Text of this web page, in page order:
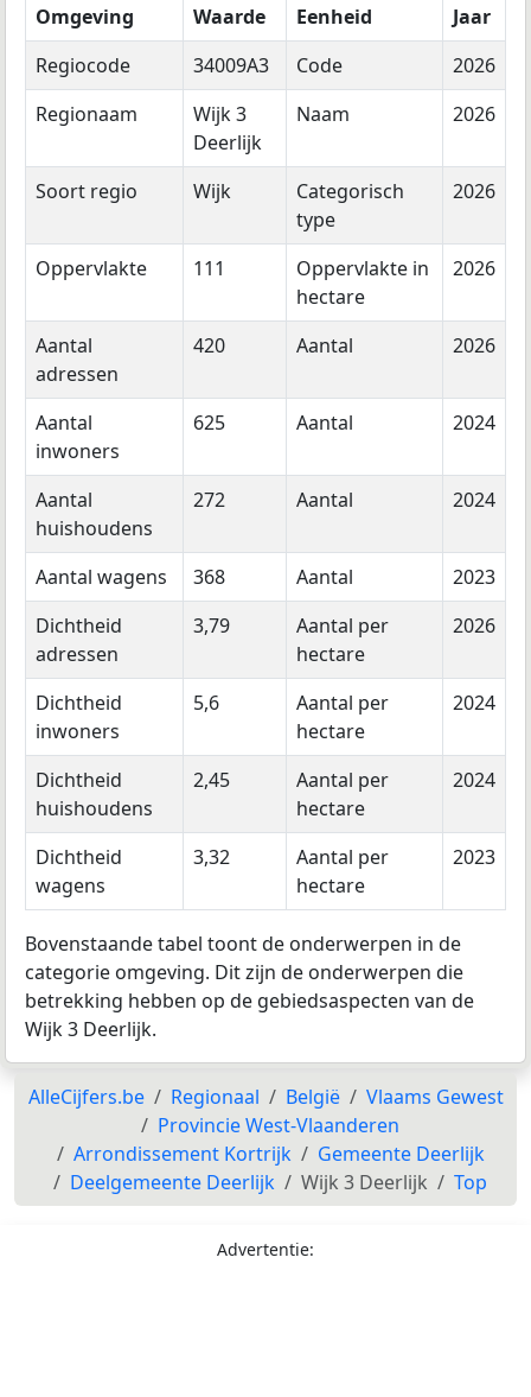
Omgeving Waarde Eenheid
Jaar
Regiocode
34009A3 Code
2026
Regionaam
Wijk 3
Deerlijk
Naam 2026
Soort regio Wijk
Categorisch
type
2026
Oppervlakte 111
Oppervlakte in
hectare
2026
Aantal
adressen
420 Aantal 2026
Aantal
inwoners
625 Aantal 2024
Aantal
huishoudens
272 Aantal 2024
Aantal wagens 368 Aantal
2023
Dichtheid
adressen
3,79
Aantal per
hectare
2026
Dichtheid
inwoners
5,6
Aantal per
hectare
2024
Dichtheid
huishoudens
2,45
Aantal per
hectare
2024
Dichtheid
wagens
3,32
Aantal per
hectare
2023
Bovenstaande tabel toont de onderwerpen in de
categorie omgeving. Dit zijn de onderwerpen die
betrekking hebben op de gebiedsaspecten van de
Wijk 3 Deerlijk.
AlleCijfers.be Regionaal België
Vlaams Gewest
Provincie West-Vlaanderen
Arrondissement Kortrijk
Gemeente Deerlijk
Deelgemeente Deerlijk
Wijk 3 Deerlijk Top
Advertentie: